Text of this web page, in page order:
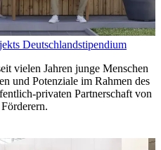
Deutschlandstipendium
vielen Jahren junge Menschen
und Potenziale im Rahmen des
privaten Partnerschaft von